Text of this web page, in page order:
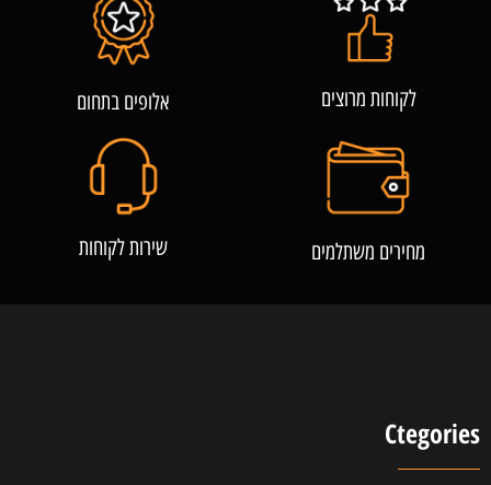
לקוחות מרוצים אלופים בתחום
מחירים משתלמים שירות לקוחות
Ctegories